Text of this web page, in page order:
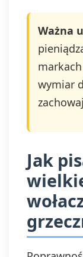
Ważna
wymiar
Jak